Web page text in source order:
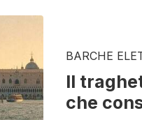
BARCHE
Il
che